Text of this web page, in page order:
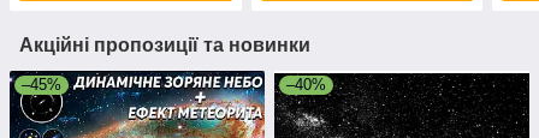
Акційні пропозиції та новинки
–45% –40%